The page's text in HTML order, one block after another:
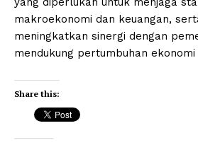
makroekonomi dan keuangan,
meningkatkan sinergi dengan
mendukung pertumbuhan
Share this: